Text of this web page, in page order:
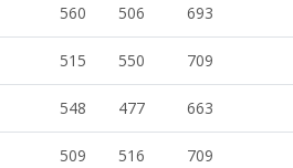
560 506 693
515 550 709
548 477 663
509 516 709